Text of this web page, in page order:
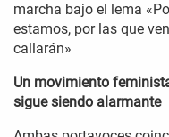
marcha bajo el lema
estamos, por las que
callarán»
Un movimiento
sigue siendo alarmante